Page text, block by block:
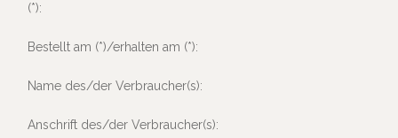
(*):
Bestellt am (*)/erhalten am (*):
Name des/der Verbraucher(s):
Anschrift des/der Verbraucher(s):